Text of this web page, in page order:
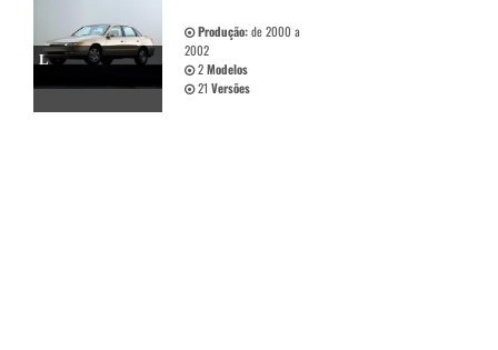
L
Produção:de 2000 a
2002
2Modelos
21 Versões